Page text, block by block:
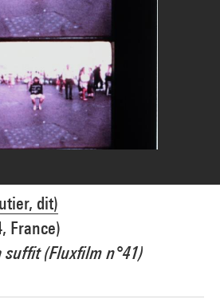
dit)
France)
suffit (Fluxfilm n°41)
MNAM-CCI/Service de la documentation